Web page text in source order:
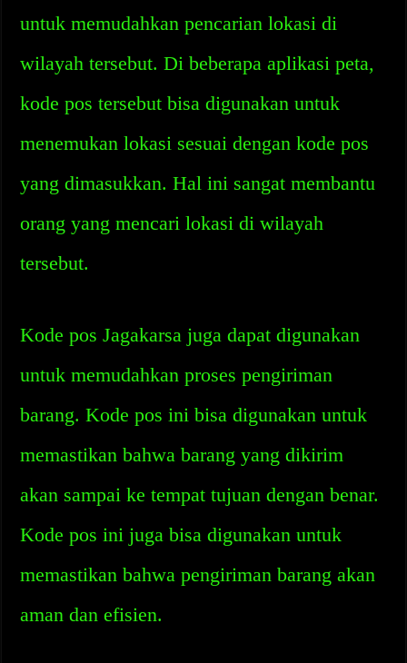
untuk memudahkan pencarian lokasi di
wilayah tersebut. Di beberapa aplikasi peta,
kode pos tersebut bisa digunakan untuk
menemukan lokasi sesuai dengan kode pos
yang dimasukkan. Hal ini sangat membantu
orang yang mencari lokasi di wilayah
tersebut.
Kode pos Jagakarsa juga dapat digunakan
untuk memudahkan proses pengiriman
barang. Kode pos ini bisa digunakan untuk
memastikan bahwa barang yang dikirim
akan sampai ke tempat tujuan dengan benar.
Kode pos ini juga bisa digunakan untuk
memastikan bahwa pengiriman barang akan
aman dan efisien.